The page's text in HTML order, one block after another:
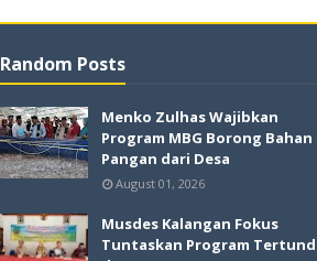
Random Posts
Menko Zulhas Wajibkan
Program MBG Borong Bahan
Pangan dari Desa
August 01, 2026
Musdes Kalangan Fokus
Tuntaskan Program